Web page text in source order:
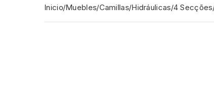
Inicio Muebles Camillas Hidráulicas 4 Secções